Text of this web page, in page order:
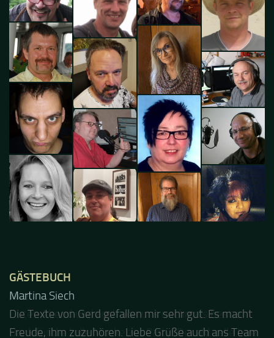
GÄSTEBUCH
Jacel
Guten Abend und auch von uns nochmals besten